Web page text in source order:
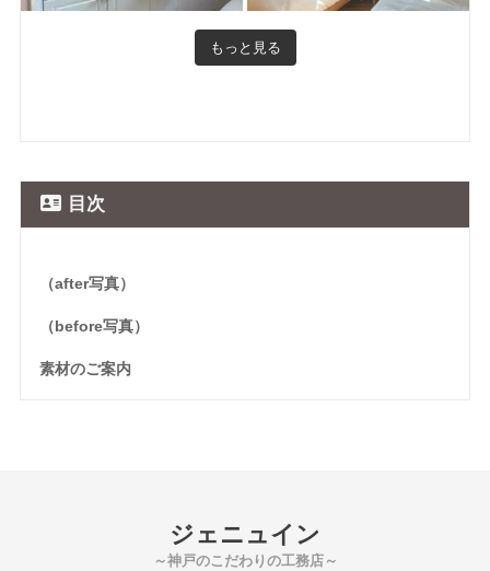
もっと見る
目次
（after写真）
（before写真）
素材のご案内
ジェニュイン
～神戸のこだわりの工務店～